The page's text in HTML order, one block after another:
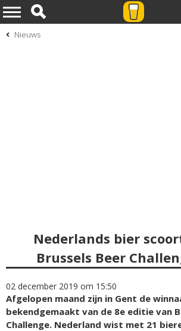
Nieuws
Nederlands bier
Brussels Beer
02 december 2019 om 15:50
Afgelopen maand zijn in Gent de
bekendgemaakt van de 8e editie van
Challenge. Nederland wist met 21